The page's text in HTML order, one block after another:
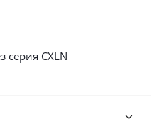
серия CXLN